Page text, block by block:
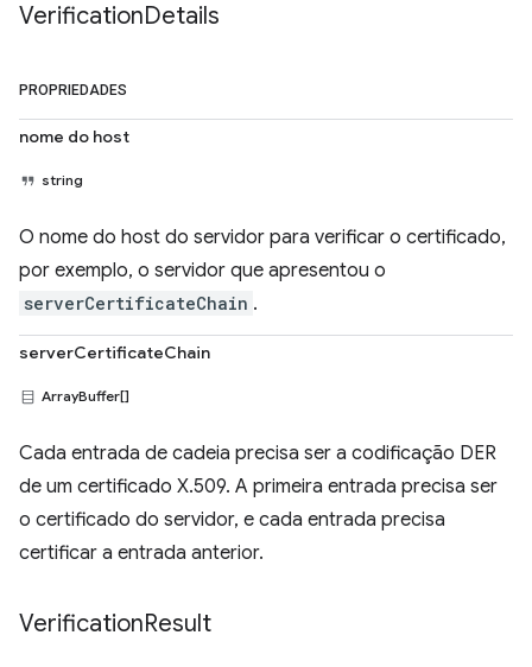
VerificationDetails
PROPRIEDADES
nome do host
string
O nome do host do servidor para verificar o certificado,
por exemplo, o servidor que apresentou o
serverCertificateChain .
serverCertificateChain
ArrayBuffer[]
Cada entrada de cadeia precisa ser a codificação DER
de um certificado X.509. A primeira entrada precisa ser
o certificado do servidor, e cada entrada precisa
certificar a entrada anterior.
VerificationResult